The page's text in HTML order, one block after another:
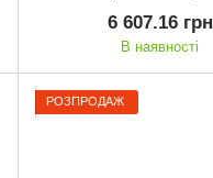
6 607.16 грн
В наявності
РОЗПРОДАЖ